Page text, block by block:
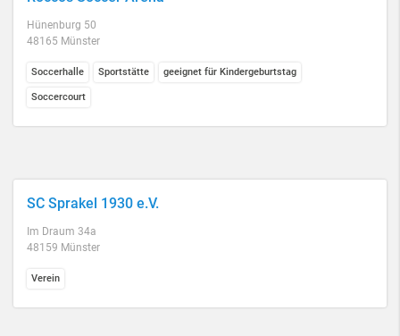
Hünenburg 50
48165 Münster
Soccerhalle Sportstätte geeignet für Kindergeburtstag
Soccercourt
SC Sprakel 1930 e.V.
Im Draum 34a
48159 Münster
Verein